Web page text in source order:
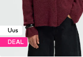
Uus
DEAL